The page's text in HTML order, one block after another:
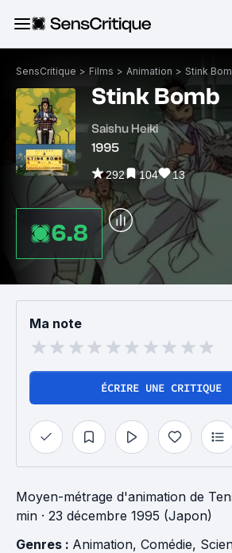
SensCritique > Films > Animation > Stink
Stink Bomb
Saishu Heiki
1995
292 104 13
6.8
Ma note
ÉCRIRE UNE CRITIQUE
Moyen-métrage d'animation de
min · 23 décembre 1995 (Japon)
Genres : Animation, Comédie,